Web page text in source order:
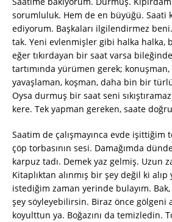
sorumluluk. Hem de en büyüğü. Saati
ediyorum. Başkaları ilgilendirmez
tak. Yeni evlenmişler gibi halka halka,
eğer tıkırdayan bir saat varsa bileğinde,
tartımında yürümen gerek;
yavaşlaman, koşman, daha bin bir
Oysa durmuş bir saat seni
kere. Tek yapman gereken, saate
Saatim de çalışmayınca evde işittiğim
çöp torbasının sesi. Damağımda
karpuz tadı. Demek yaz gelmiş. Uzun
Kitaplıktan alınmış bir şey değil ki alıp
istediğim zaman yerinde bulayım.
şey söyleyebilirsin. Biraz önce gölgeni
koyulttun ya. Boğazını da temizledin.